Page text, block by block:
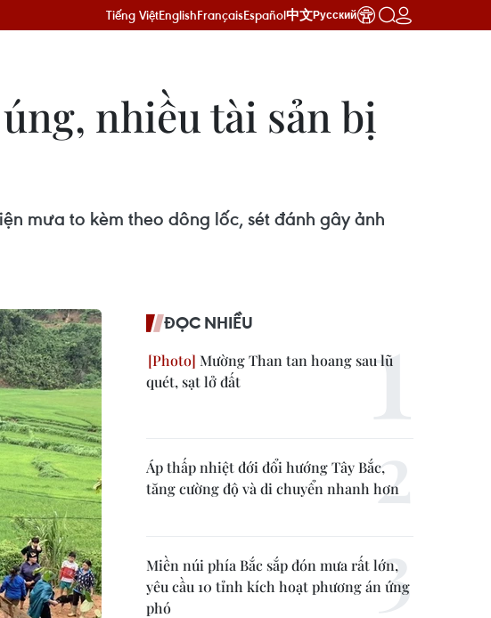
Tiếng ViệtEnglishFrançaisEspañol中文Русский
nhiều tài sản bị
mưa to kèm theo dông lốc, sét đánh gây ảnh
ĐỌC NHIỀU
Mường Than tan hoang sau lũ
quét, sạt lở đất
Áp thấp nhiệt đới đổi hướng Tây Bắc,
tăng cường độ và di chuyển nhanh hơn
Miền núi phía Bắc sắp đón mưa rất lớn,
yêu cầu 10 tỉnh kích hoạt phương án ứng
phó